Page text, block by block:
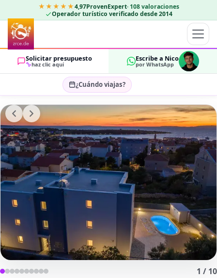
★★★★★4,97ProvenExpert· 108 valoraciones
Operador turístico verificado desde 2014
Solicitar presupuesto
haz clic aquí
Escribe a Nico
por WhatsApp
¿Cuándo viajas?
Seleccionar fechas…
HUÉSPEDES
2 OK
1 / 10